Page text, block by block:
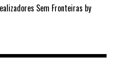
Sem Fronteiras by